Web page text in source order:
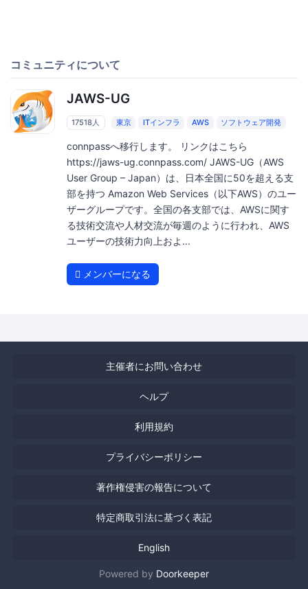
コミュニティについて
JAWS-UG
17518人 東京 ITインフラ AWS ソフトウェア開発
connpassへ移行します。 リンクはこちら
https://jaws-ug.connpass.com/ JAWS-UG（AWS
User Group – Japan）は、日本全国に50を超える支
部を持つ Amazon Web Services（以下AWS）のユー
ザーグループです。全国の各支部では、AWSに関す
る技術交流や人材交流が毎週のように行われ、AWS
ユーザーの技術力向上およ...
メンバーになる
主催者にお問い合わせ
ヘルプ
利用規約
プライバシーポリシー
著作権侵害の報告について
特定商取引法に基づく表記
English
Powered by Doorkeeper